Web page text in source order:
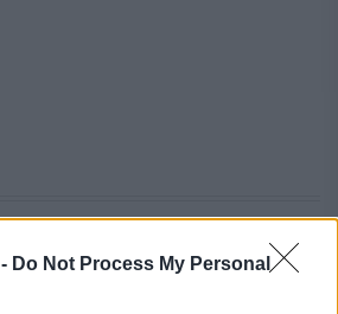
Do Not Process My Personal
schimbă examenul
Regulile noi intră în vigoare